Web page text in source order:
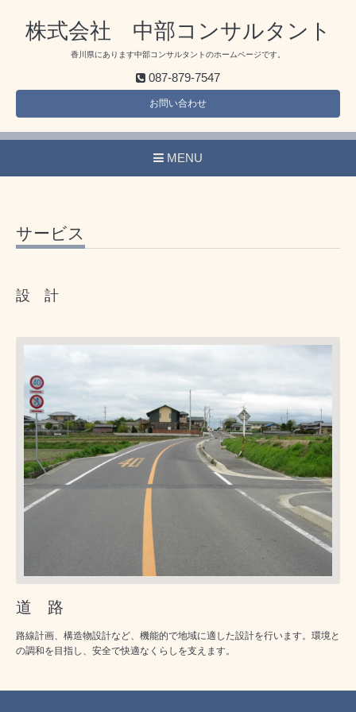
株式会社 中部コンサルタント
香川県にあります中部コンサルタントのホームページです。
087-879-7547
お問い合わせ
MENU
サービス
設 計
道 路
路線計画、構造物設計など、機能的で地域に適した設計を行います。環境と
の調和を目指し、安全で快適なくらしを支えます。